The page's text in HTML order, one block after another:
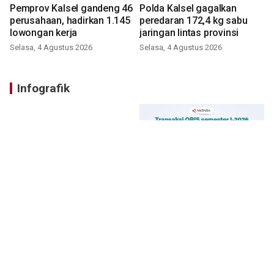
Pemprov Kalsel gandeng 46
perusahaan, hadirkan 1.145
lowongan kerja
Selasa, 4 Agustus 2026
Polda Kalsel gagalkan
peredaran 172,4 kg sabu
jaringan lintas provinsi
Selasa, 4 Agustus 2026
Infografik